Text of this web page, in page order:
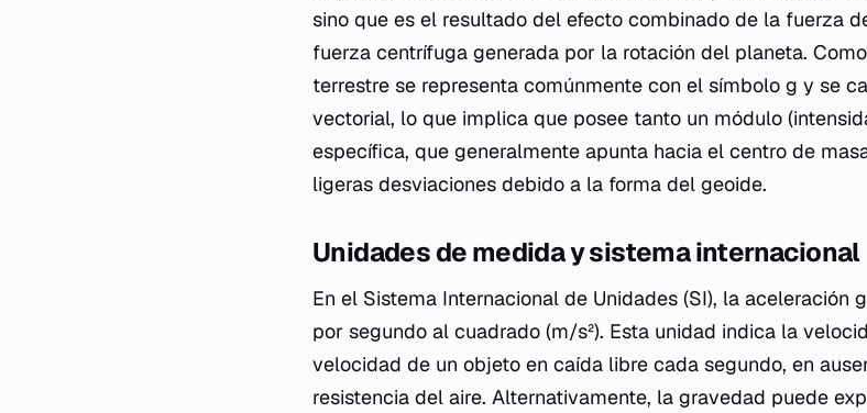
sino que es el resultado del efecto combinado de la fuerza
fuerza centrífuga generada por la rotación del planeta.
terrestre se representa comúnmente con el símbolo g y se
vectorial, lo que implica que posee tanto un módulo
específica, que generalmente apunta hacia el centro de
ligeras desviaciones debido a la forma del geoide.
Unidades de medida y sistema internacional
En el Sistema Internacional de Unidades (SI), la aceleración
por segundo al cuadrado (m/s²). Esta unidad indica la
velocidad de un objeto en caída libre cada segundo, en
resistencia del aire. Alternativamente, la gravedad puede